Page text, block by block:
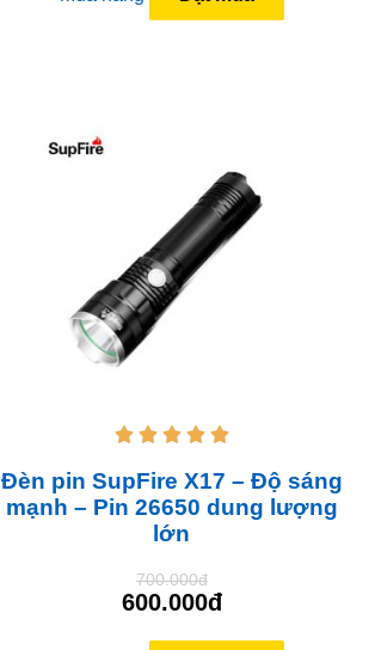
    
Đèn pin SupFire X17 – Độ sáng
mạnh – Pin 26650 dung lượng
lớn
700.000đ
600.000đ